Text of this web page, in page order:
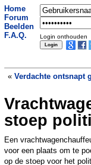
Home
Forum
Beelden
F.A.Q.
Login onthouden
« Verdachte ontsnapt
stoep
Een
voor een plaats om te
op de stoep voor het